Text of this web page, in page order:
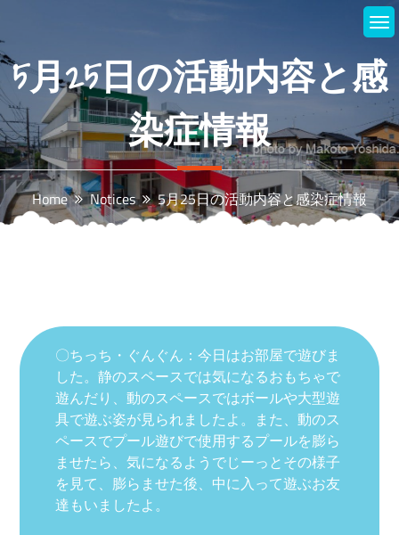
content
5月25日の活動内容と感
染症情報
Home Notices 5月25日の活動内容と感染症情報
〇ちっち・ぐんぐん：今日はお部屋で遊びま
した。静のスペースでは気になるおもちゃで
遊んだり、動のスペースではボールや大型遊
具で遊ぶ姿が見られましたよ。また、動のス
ペースでプール遊びで使用するプールを膨ら
ませたら、気になるようでじーっとその様子
を見て、膨らませた後、中に入って遊ぶお友
達もいましたよ。